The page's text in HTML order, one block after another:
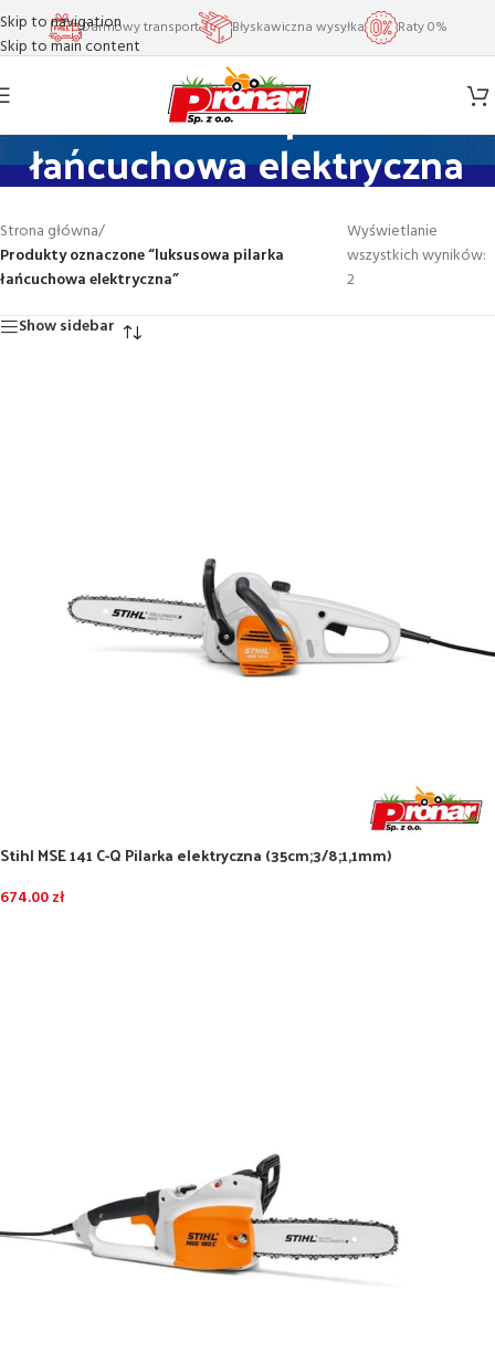
Skip to navigation
Skip to main content
Darmowy transport Błyskawiczna wysyłka Raty 0%
luksusowa pilarka
łańcuchowa elektryczna
Strona główna/
Produkty oznaczone “luksusowa pilarka
łańcuchowa elektryczna”
Wyświetlanie
wszystkich wyników:
2
Show sidebar
Stihl MSE 141 C-Q Pilarka elektryczna (35cm;3/8;1,1mm)
674.00zł